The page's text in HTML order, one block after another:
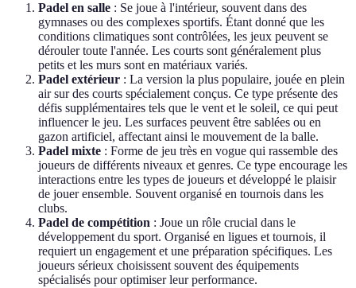
Padel en salle : Se joue à l'intérieur, souvent dans des
gymnases ou des complexes sportifs. Étant donné que les
conditions climatiques sont contrôlées, les jeux peuvent se
dérouler toute l'année. Les courts sont généralement plus
petits et les murs sont en matériaux variés.
Padel extérieur : La version la plus populaire, jouée en plein
air sur des courts spécialement conçus. Ce type présente des
défis supplémentaires tels que le vent et le soleil, ce qui peut
influencer le jeu. Les surfaces peuvent être sablées ou en
gazon artificiel, affectant ainsi le mouvement de la balle.
Padel mixte : Forme de jeu très en vogue qui rassemble des
joueurs de différents niveaux et genres. Ce type encourage les
interactions entre les types de joueurs et développé le plaisir
de jouer ensemble. Souvent organisé en tournois dans les
clubs.
Padel de compétition : Joue un rôle crucial dans le
développement du sport. Organisé en ligues et tournois, il
requiert un engagement et une préparation spécifiques. Les
joueurs sérieux choisissent souvent des équipements
spécialisés pour optimiser leur performance.